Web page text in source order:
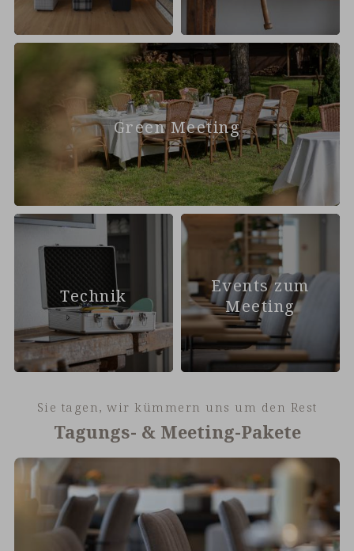
Green Meeting
Technik
Events zum
Meeting
Sie tagen, wir kümmern uns um den Rest
Tagungs- & Meeting-Pakete